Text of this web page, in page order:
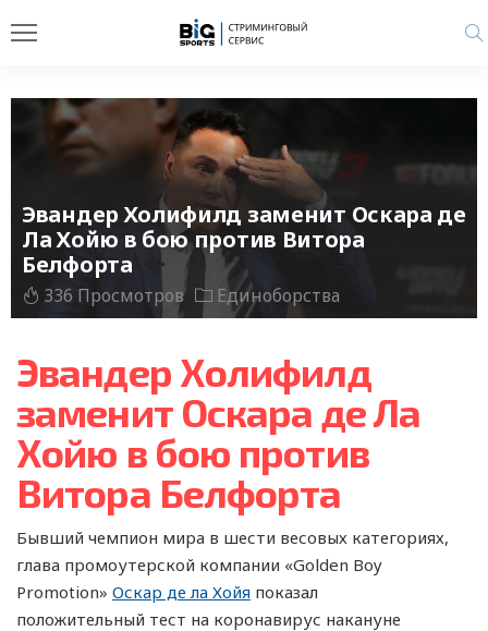
Эвандер Холифилд заменит Оскара де
Ла Хойю в бою против Витора
Белфорта
336 Просмотров Единоборства
Эвандер Холифилд
заменит Оскара де Ла
Хойю в бою против
Витора Белфорта
Бывший чемпион мира в шести весовых категориях,
глава промоутерской компании «Golden Boy
Promotion» Оскар де ла Хойя показал
положительный тест на коронавирус накануне